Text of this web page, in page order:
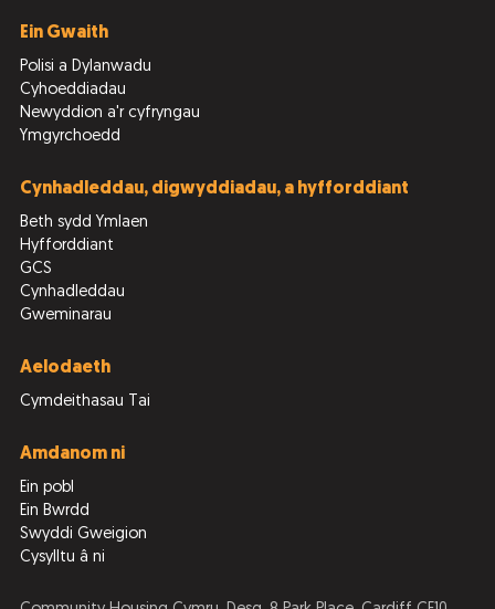
Ein Gwaith
Polisi a Dylanwadu
Cyhoeddiadau
Newyddion a'r cyfryngau
Ymgyrchoedd
Cynhadleddau, digwyddiadau, a hyfforddiant
Beth sydd Ymlaen
Hyfforddiant
GCS
Cynhadleddau
Gweminarau
Aelodaeth
Cymdeithasau Tai
Amdanom ni
Ein pobl
Ein Bwrdd
Swyddi Gweigion
Cysylltu â ni